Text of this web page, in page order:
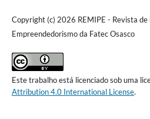
Copyright (c) 2026 REMIPE - Revista
Empreendedorismo da Fatec Osasco
Este trabalho está licenciado sob uma
Attribution 4.0 International License.